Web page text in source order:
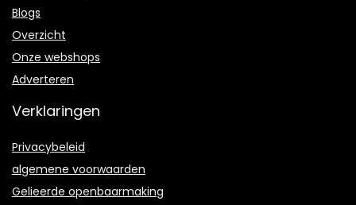
Blogs
Overzicht
Onze webshops
Adverteren
Verklaringen
Privacybeleid
algemene voorwaarden
Gelieerde openbaarmaking